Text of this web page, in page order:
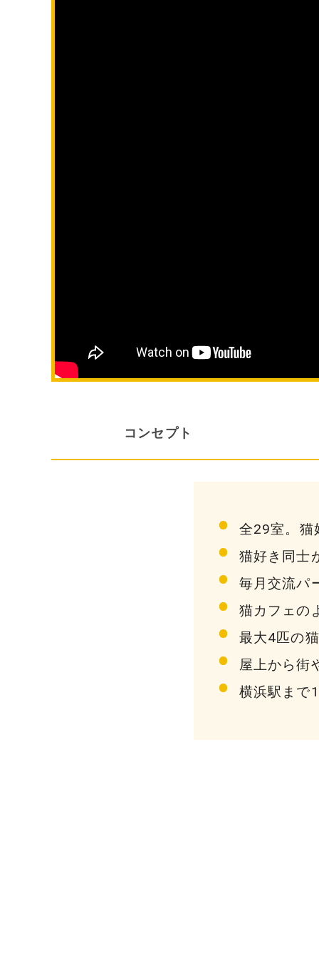
コンセプト
全29室。猫
猫好き同士
毎月交流パ
猫カフェの
最大4匹の
屋上から街
横浜駅まで